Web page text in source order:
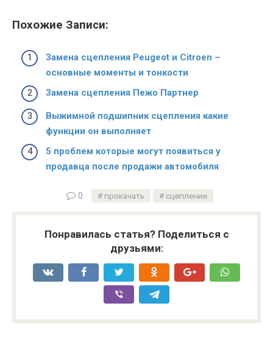
Похожие Записи:
Замена сцепления Peugeot и Citroen –
основные моменты и тонкости
Замена сцепления Пежо Партнер
Выжимной подшипник сцепления какие
функции он выполняет
5 проблем которые могут появиться у
продавца после продажи автомобиля
0 прокачать сцепление
Понравилась статья? Поделиться с
друзьями: